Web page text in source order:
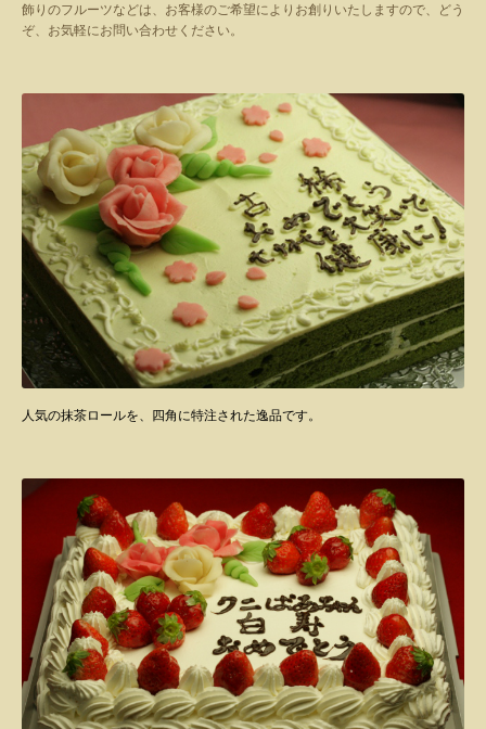
飾りのフルーツなどは、お客様のご希望によりお創りいたしますので、どう
ぞ、お気軽にお問い合わせください。
人気の抹茶ロールを、四角に特注された逸品です。